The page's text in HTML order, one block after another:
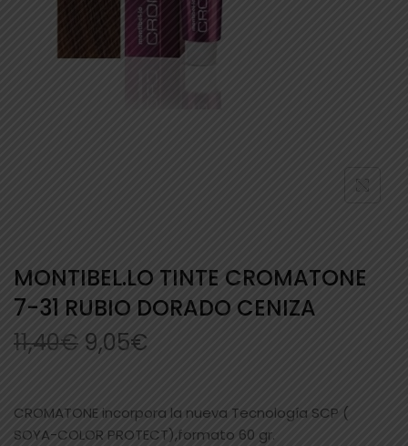
MONTIBEL.LO TINTE CROMATONE
7-31 RUBIO DORADO CENIZA
11,40€ 9,05€
CROMATONE incorpora la nueva Tecnología SCP (
SOYA-COLOR PROTECT),formato 60 gr.